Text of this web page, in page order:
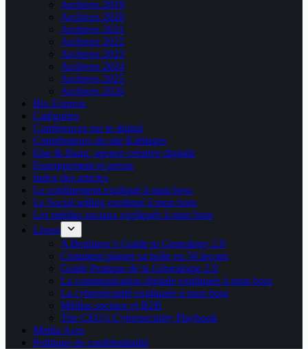
Archives 2019
Archives 2020
Archives 2021
Archives 2022
Archives 2023
Archives 2024
Archives 2025
Archives 2026
Bio Express
Catégories
Conférences sur le digital
Contributeurs du site Kablages
Else & Bang, agence créative digitale
Enseignement et presse
Index des articles
Le confinement expliqué à mon boss
Le Social selling expliqué à mon boss
Les médias sociaux expliqués à mon boss
Livres
A Beginner’s Guide to Genealogy 2.0
Comment planter sa boîte en 50 leçons
Guide Pratique de la Généalogie 2.0
La communication digitale expliquée à mon boss
La cybersécurité expliquée à mon boss
Médias sociaux et B2B
The CEO’s Cybersecurity Playbook
Media Aces
Politique de confidentialité